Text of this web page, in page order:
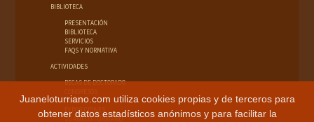
BIBLIOTECA
PRESENTACIÓN
BIBLIOTECA
SERVICIOS
FAQS Y NORMATIVA
ACTIVIDADES
BECAS DE DOCTORADO
CURSOS
EXPOSICIONES
JUANELO TURRIANO
Juaneloturriano.com utiliza cookies propias y de terceros para
obtener datos estadísticos anónimos y para facilitar la